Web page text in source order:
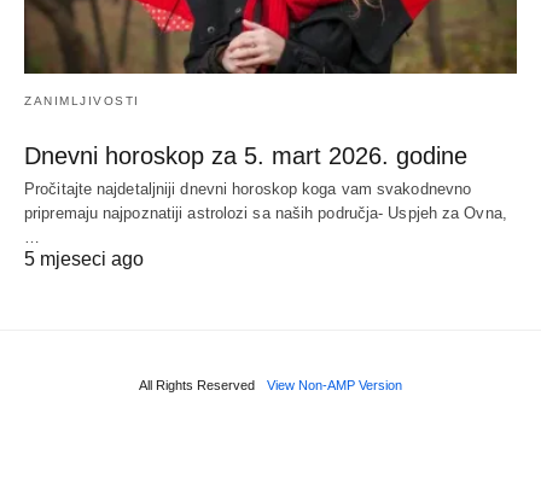
ZANIMLJIVOSTI
Dnevni horoskop za 5. mart 2026. godine
Pročitajte najdetaljniji dnevni horoskop koga vam svakodnevno
pripremaju najpoznatiji astrolozi sa naših područja- Uspjeh za Ovna,
5 mjeseci ago
All Rights Reserved View Non-AMP Version